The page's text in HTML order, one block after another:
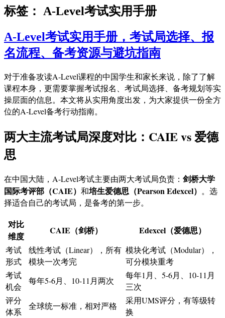
标签： A-Level考试实用手册
A-Level考试实用手册，考试局选择、报
名流程、备考资源与避坑指南
对于准备攻读A-Level课程的中国学生和家长来说，除了了解
课程本身，更需要掌握考试报名、考试局选择、备考规划等实
操层面的信息。本文将从实用角度出发，为大家提供一份全方
位的A-Level备考行动指南。
两大主流考试局深度对比：CAIE vs 爱德
思
在中国大陆，A-Level考试主要由两大考试局负责： 剑桥大学
国际考评部（CAIE） 和培生爱德思（Pearson Edexcel） 。选
择适合自己的考试局，是备考的第一步。
对比
维度
CAIE（剑桥） Edexcel（爱德思）
考试
形式
线性考试（Linear），所有
模块一次考完
模块化考试（Modular），
可分模块重考
考试
机会
每年5-6月、10-11月两次
每年1月、5-6月、10-11月
三次
评分
体系
全球统一标准，相对严格
采用UMS评分，有等级转
换